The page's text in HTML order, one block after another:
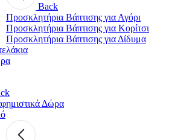
Back
Προσκλητήρια Βάπτισης για Αγόρι
Προσκλητήρια Βάπτισης για Κορίτσι
Προσκλητήρια Βάπτισης για Δίδυμα
Δώρα